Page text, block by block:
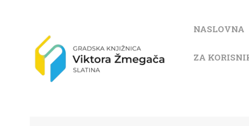
NASLOVNA
ZA